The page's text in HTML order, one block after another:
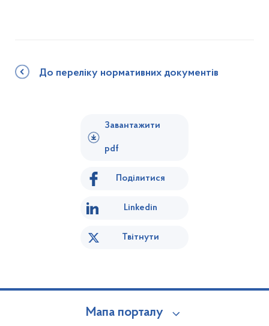
До переліку нормативних документів
Завантажити
pdf
Поділитися
Linkedin
Твітнути
Мапа порталу